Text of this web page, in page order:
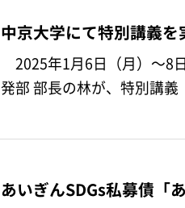
中京大学にて特別講義
2025年1月6日（月）～8
発部 部長の林が、特別講
あいぎんSDGs私募債「